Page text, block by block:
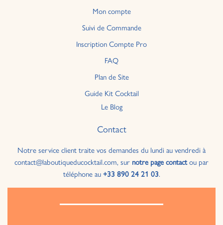
Mon compte
Suivi de Commande
Inscription Compte Pro
FAQ
Plan de Site
Guide Kit Cocktail
Le Blog
Contact
Notre service client traite vos demandes du lundi au vendredi à
contact@laboutiqueducocktail.com, sur notre page contactou par
téléphone au +33 890 24 21 03.